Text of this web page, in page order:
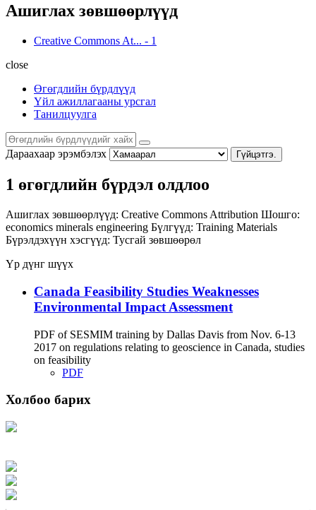
Ашиглах зөвшөөрлүүд
Creative Commons At... - 1
close
Өгөгдлийн бүрдлүүд
Үйл ажиллагааны урсгал
Танилцуулга
Дараахаар эрэмбэлэх Гүйцэтгэ.
1 өгөгдлийн бүрдэл олдлоо
Ашиглах зөвшөөрлүүд: Creative Commons Attribution Шошго:
economics minerals engineering Бүлгүүд: Training Materials
Бүрэлдэхүүн хэсгүүд: Тусгай зөвшөөрөл
Үр дүнг шүүх
Canada Feasibility Studies Weaknesses
Environmental Impact Assessment
PDF of SESMIM training by Dallas Davis from Nov. 6-13
2017 on regulations relating to geoscience in Canada, studies
on feasibility
PDF
Холбоо барих